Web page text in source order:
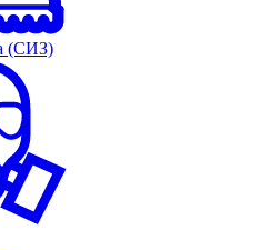
(СИЗ)